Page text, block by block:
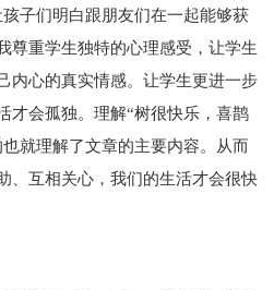
子们明白跟朋友们在一起能够获
尊重学生独特的心理感受，让学生
内心的真实情感。让学生更进一步
才会孤独。理解“树很快乐，喜鹊
就理解了文章的主要内容。从而
、互相关心，我们的生活才会很快